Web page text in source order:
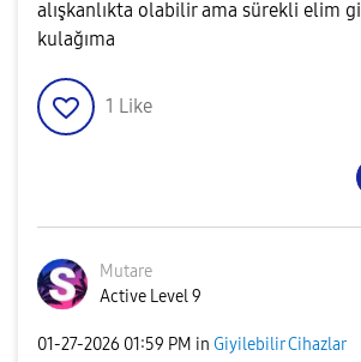
alışkanlıkta olabilir ama sürekli elim
kulağıma
1 Like
Mutare
Active Level 9
‎01-27-2026 01:59 PM in Giyilebilir Cihazlar